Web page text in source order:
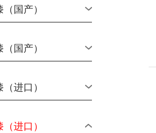
国产）
国产）
进口）
进口）